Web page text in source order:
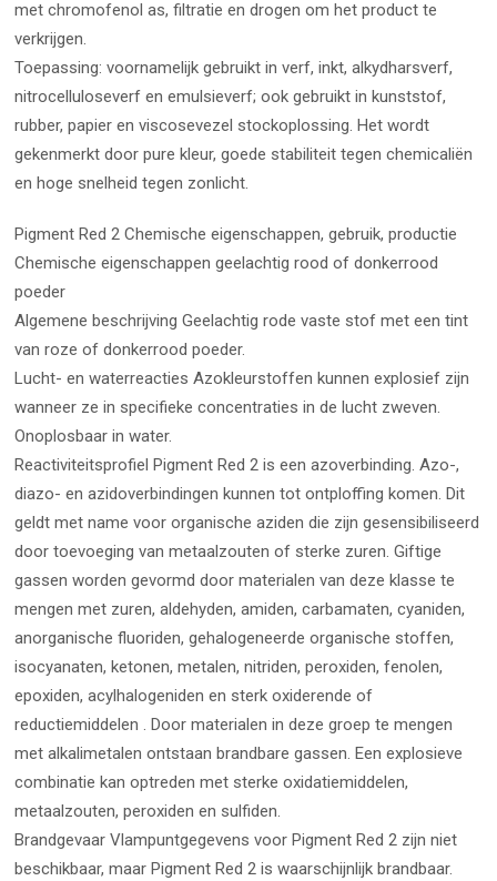
met chromofenol as, filtratie en drogen om het product te
verkrijgen.
Toepassing: voornamelijk gebruikt in verf, inkt, alkydharsverf,
nitrocelluloseverf en emulsieverf; ook gebruikt in kunststof,
rubber, papier en viscosevezel stockoplossing. Het wordt
gekenmerkt door pure kleur, goede stabiliteit tegen chemicaliën
en hoge snelheid tegen zonlicht.
Pigment Red 2 Chemische eigenschappen, gebruik, productie
Chemische eigenschappen geelachtig rood of donkerrood
poeder
Algemene beschrijving Geelachtig rode vaste stof met een tint
van roze of donkerrood poeder.
Lucht- en waterreacties Azokleurstoffen kunnen explosief zijn
wanneer ze in specifieke concentraties in de lucht zweven.
Onoplosbaar in water.
Reactiviteitsprofiel Pigment Red 2 is een azoverbinding. Azo-,
diazo- en azidoverbindingen kunnen tot ontploffing komen. Dit
geldt met name voor organische aziden die zijn gesensibiliseerd
door toevoeging van metaalzouten of sterke zuren. Giftige
gassen worden gevormd door materialen van deze klasse te
mengen met zuren, aldehyden, amiden, carbamaten, cyaniden,
anorganische fluoriden, gehalogeneerde organische stoffen,
isocyanaten, ketonen, metalen, nitriden, peroxiden, fenolen,
epoxiden, acylhalogeniden en sterk oxiderende of
reductiemiddelen . Door materialen in deze groep te mengen
met alkalimetalen ontstaan brandbare gassen. Een explosieve
combinatie kan optreden met sterke oxidatiemiddelen,
metaalzouten, peroxiden en sulfiden.
Brandgevaar Vlampuntgegevens voor Pigment Red 2 zijn niet
beschikbaar, maar Pigment Red 2 is waarschijnlijk brandbaar.